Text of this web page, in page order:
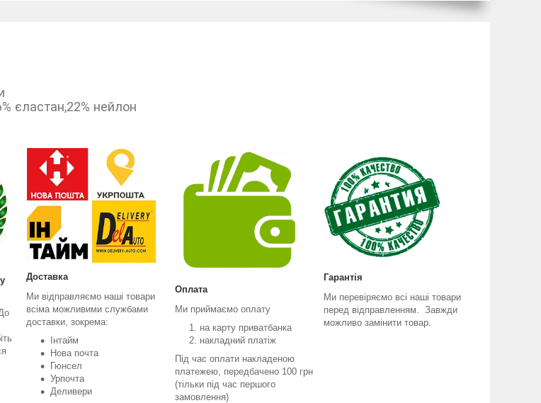
єластан,22% нейлон
Доставка
Ми відправляємо наші товари
всіма можливими службами
доставки, зокрема:
Інтайм
Нова почта
Гюнсел
Урпочта
Деливери
Оплата
Ми приймаємо оплату
на карту приватбанка
накладний платіж
Під час оплати накладеною
платежею, передбачено 100 грн
(тільки під час першого
замовлення)
Гарантія
Ми перевіряємо всі наші товари
перед відправленням. Завжди
можливо замінити товар.